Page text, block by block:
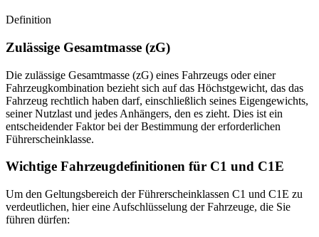
Definition
Zulässige Gesamtmasse (zG)
Die zulässige Gesamtmasse (zG) eines Fahrzeugs oder einer
Fahrzeugkombination bezieht sich auf das Höchstgewicht, das das
Fahrzeug rechtlich haben darf, einschließlich seines Eigengewichts,
seiner Nutzlast und jedes Anhängers, den es zieht. Dies ist ein
entscheidender Faktor bei der Bestimmung der erforderlichen
Führerscheinklasse.
Wichtige Fahrzeugdefinitionen für C1 und C1E
Um den Geltungsbereich der Führerscheinklassen C1 und C1E zu
verdeutlichen, hier eine Aufschlüsselung der Fahrzeuge, die Sie
führen dürfen: